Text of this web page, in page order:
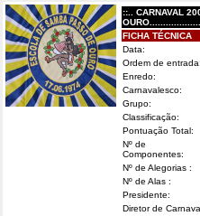
::.. CARNAVAL
FICHA TÉCNICA
Data:
Ordem de entrada:
Enredo:
Carnavalesco:
Grupo:
Classificação:
Pontuação Total:
Nº de
Componentes:
Nº de Alegorias :
Nº de Alas :
Presidente:
Diretor de